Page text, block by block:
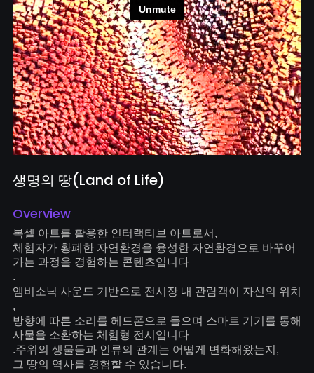
생명의 땅(Land of Life)
Overview
복셀 아트를 활용한 인터랙티브 아트로서 ,
체험자가 황폐한 자연환경을 융성한 자연환경으로 바꾸어
가는 과정을 경험하는 콘텐츠입니다
.
엠비소닉 사운드 기반으로 전시장 내 관람객이 자신의 위치
,
방향에 따른 소리를 헤드폰으로 들으며 스마트 기기를 통해
사물을 소환하는 체험형 전시입니다
.주위의 생물들과 인류의 관계는 어떻게 변화해왔는지 ,
그 땅의 역사를 경험할 수 있습니다.